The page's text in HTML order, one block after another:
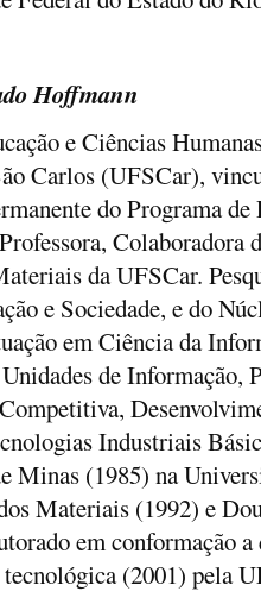
Hoffmann
e Ciências
Carlos (UFSCar),
do Programa
Colaboradora
da UFSCar.
e Sociedade, e do
em Ciência da
de Informação,
Industriais
Minas (1985) na
Materiais (1992) e
em conformação
(2001) pela